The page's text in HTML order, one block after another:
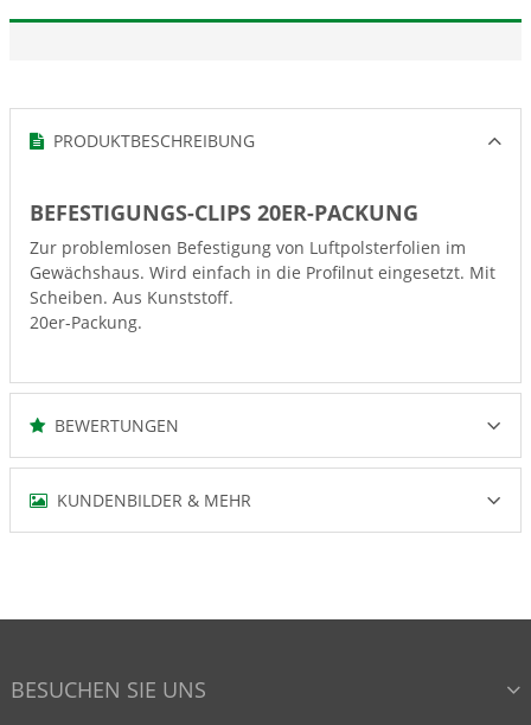
PRODUKTBESCHREIBUNG
BEFESTIGUNGS-CLIPS 20ER-PACKUNG
Zur problemlosen Befestigung von Luftpolsterfolien im
Gewächshaus. Wird einfach in die Profilnut eingesetzt. Mit
Scheiben. Aus Kunststoff.
20er-Packung.
BEWERTUNGEN
KUNDENBILDER & MEHR
BESUCHEN SIE UNS